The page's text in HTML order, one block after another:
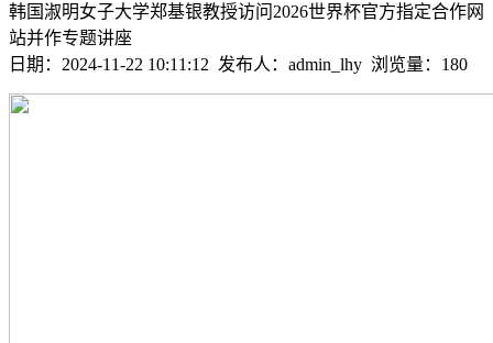
韩国淑明女子大学郑基银教授访问2026世界杯官方指定合作网
站并作专题讲座
日期：2024-11-22 10:11:12 发布人：admin_lhy 浏览量： 180